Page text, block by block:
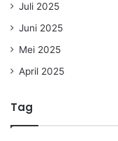
Juli 2025
Juni 2025
Mei 2025
April 2025
Tag